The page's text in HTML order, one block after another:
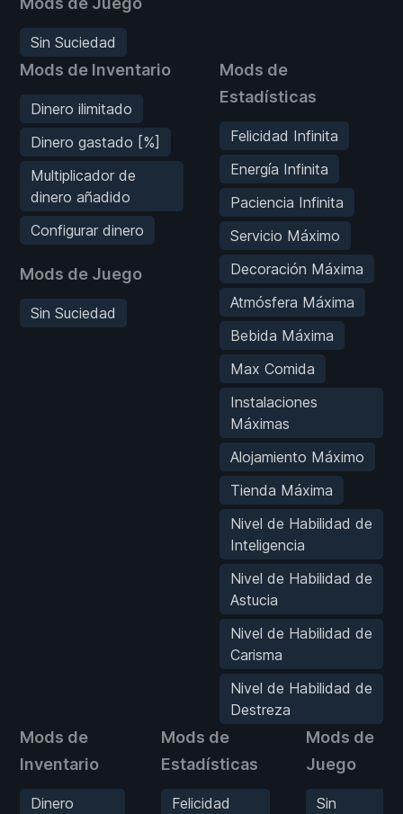
Sin Suciedad
Mods de Inventario
Dinero ilimitado
Dinero gastado [%]
Multiplicador de
dinero añadido
Configurar dinero
Mods de Juego
Sin Suciedad
Mods de
Estadísticas
Felicidad Infinita
Energía Infinita
Paciencia Infinita
Servicio Máximo
Decoración Máxima
Atmósfera Máxima
Bebida Máxima
Max Comida
Instalaciones
Máximas
Alojamiento Máximo
Tienda Máxima
Nivel de Habilidad de
Inteligencia
Nivel de Habilidad de
Astucia
Nivel de Habilidad de
Carisma
Nivel de Habilidad de
Destreza
Mods de
Inventario
Dinero
Mods de
Estadísticas
Felicidad
Mods de
Juego
Sin